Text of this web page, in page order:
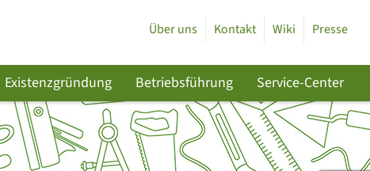
Über uns Kontakt Wiki Presse
Existenzgründung Betriebsführung Service-Center